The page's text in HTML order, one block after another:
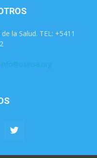
la Salud. TEL: +5411
info@osinsa.org